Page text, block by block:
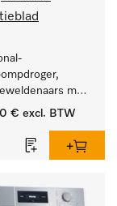
met
energieverbruik
€ excl. BTW